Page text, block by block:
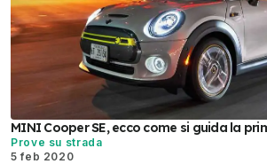
MINI Cooper SE, ecco come si guida la
Prove su strada
5 feb 2020